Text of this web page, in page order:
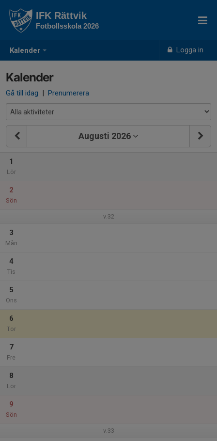
Kalender Logga in
IFK Rättvik
Fotbollsskola 2026
Kalender
Gå till idag | Prenumerera
Augusti 2026
1
Lör
2
Sön
v.32
3
Mån
4
Tis
5
Ons
6
Tor
7
Fre
8
Lör
9
Sön
v.33